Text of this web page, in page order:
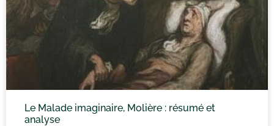
Le Malade imaginaire, Molière : résumé et
analyse